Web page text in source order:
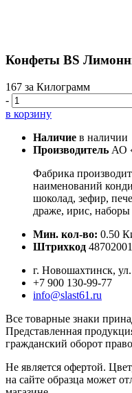
Конфеты BS
167 за Килограмм
-
в корзину
Наличие в наличии
Производитель АО
Фабрика
наименований
шоколад, зефир,
драже, ирис,
Мин. кол-во: 0.50
Штрихкод
г. Новошахтинск,
+7 900 130-99-77
info@slast61.ru
Все товарные знаки
Представленная
гражданский оборот
Не является офертой.
на сайте образца может